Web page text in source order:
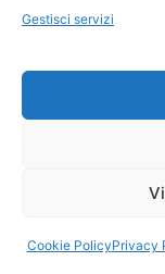
Gestisci servizi
Cookie PolicyPrivacy
Copyright
📰 Contenuto
Privacy Coockie